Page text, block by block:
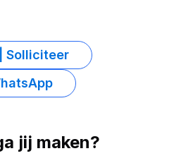
Solliciteer
jij maken?